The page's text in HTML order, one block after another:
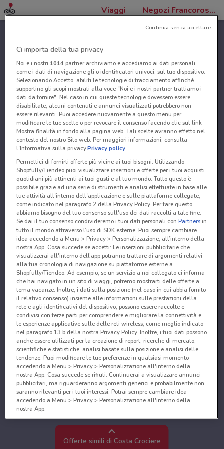
Viaggi Negozi Francorosso
Offerte simili di Costa Crociere
Ci importa della tua privacy
Noi e i nostri 1014partner archiviamo e accediamo ai dati personali,
come i dati di navigazione gli o identificatori univoci, sul tuo dispositivo.
Selezionando Accetto, abiliti le tecnologie di tracciamento affinché
supportino gli scopi mostrati alla voce "Noi e i nostri partner trattiamo i
dati da fornire". Nel caso in cui queste tecnologie dovessero essere
disabilitate, alcuni contenuti e annunci visualizzati potrebbero non
essere rilevanti. Puoi accedere nuovamente a questo menu per
modificare le tue scelte o per revocare il consenso facendo clic sul link
Mostra finalità in fondo alla pagina web. Tali scelte avranno effetto nel
contesto del nostro Sito web. Per maggiori informazioni, consulta
l'Informativa sulla privacy.Privacy policy
Permettici di fornirti offerte più vicine ai tuoi bisogni: Utilizzando
Shopfully/Tiendeo puoi visualizzare inserzioni e offerte per i tuoi acquisti
quotidiani più attinenti ai tuoi gusti e al tuo mondo. Tutto questo è
possibile grazie ad una serie di strumenti e analisi effettuate in base alle
tue attività all'interno dell'applicazione e sulle piattaforme collegate,
come indicato nel paragrafo 2 della Privacy Policy. Per fare questo,
abbiamo bisogno del tuo consenso sull'uso dei dati raccolti a tale fine.
Se dai il tuo consenso condivideremo i tuoi dati personali conPartnersin
tutto il mondo attraverso l’uso di SDK esterne. Puoi sempre cambiare
idea accedendo a Menu > Privacy > Personalizzazione, all’interno della
nostra App. Cosa succede se accetti: Le inserzioni pubblicitarie che
visualizzerai all'interno dell’app potranno trattare di argomenti relativi
alla tua cronologia di navigazione su piattaforme esterne a
Shopfully/Tiendeo. Ad esempio, se un servizio a noi collegato ci informa
che hai navigato in un sito di viaggi, potremo mostrarti delle offerte a
tema vacanze. Inoltre, i dati sulla posizione (nel caso in cui abbia fornito
il relativo consenso) insieme alle informazioni sulle prestazioni della
rete e agli identificativi del dispositivo, possono essere raccolte e
condivisi con terze parti per comprendere e migliorare la connettività e
le esperienze applicative sulle delle reti wireless, come meglio indicato
nel paragrafo 13.b della nostra Privacy Policy. Inoltre, i tuoi dati possono
anche essere utilizzati per la creazione di report, ricerche di mercato,
scientifiche e statistiche, analisi basate sulla posizione e analisi delle
tendenze. Puoi modificare le tue preferenze in qualsiasi momento
accedendo a Menu > Privacy > Personalizzazione all'interno della
nostra App. Cosa succede se rifiuti: Continuerai a visualizzare annunci
pubblicitari, ma riguarderanno argomenti generici e probabilmente non
saranno rilevanti per i tuoi interessi. Potrai sempre cambiare idea
accedendo a Menu > Privacy > Personalizzazione all'interno della
nostra App.
Noi e i nostri partner trattiamo i dati per fornire:
Utilizzare dati di geolocalizzazione precisi. Scansione attiva delle
caratteristiche del dispositivo ai fini dell’identificazione. Archiviare
Continua senza accettare